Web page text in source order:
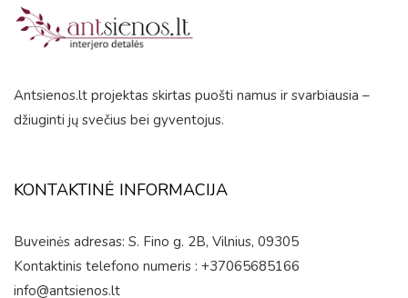
5
Antsienos.lt projektas skirtas puošti namus ir svarbiausia –
džiuginti jų svečius bei gyventojus.
KONTAKTINĖ INFORMACIJA
Buveinės adresas: S. Fino g. 2B, Vilnius, 09305
Kontaktinis telefono numeris : +37065685166
info@antsienos.lt